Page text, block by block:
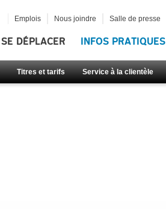
SE DÉPLACER INFOS PRATIQUES
Titres et tarifs Service à la clientèle
Emplois Nous joindre Salle de presse